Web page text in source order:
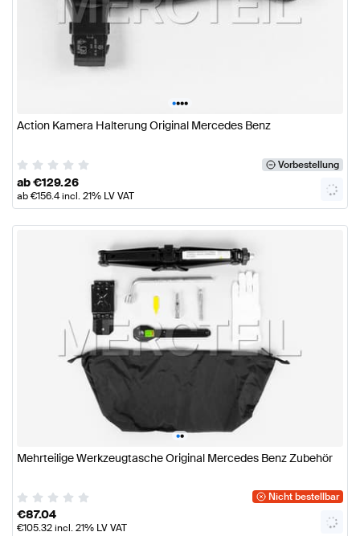
••••
Action Kamera Halterung Original Mercedes Benz
Vorbestellung
ab€129.26
ab€156.4incl. 21% LV VAT
••
Mehrteilige Werkzeugtasche Original Mercedes Benz Zubehör
Nicht bestellbar
€87.04
€105.32incl. 21% LV VAT